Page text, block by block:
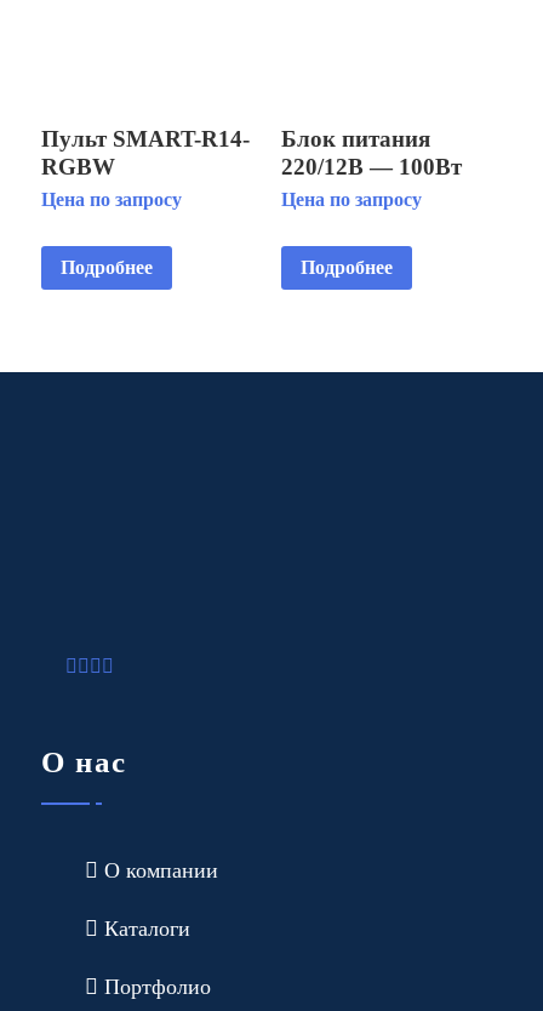
Пульт SMART-R14-
RGBW
Цена по запросу
Подробнее
Блок питания
220/12В — 100Вт
IP21
Цена по запросу
Подробнее
О нас
О компании
Каталоги
Портфолио